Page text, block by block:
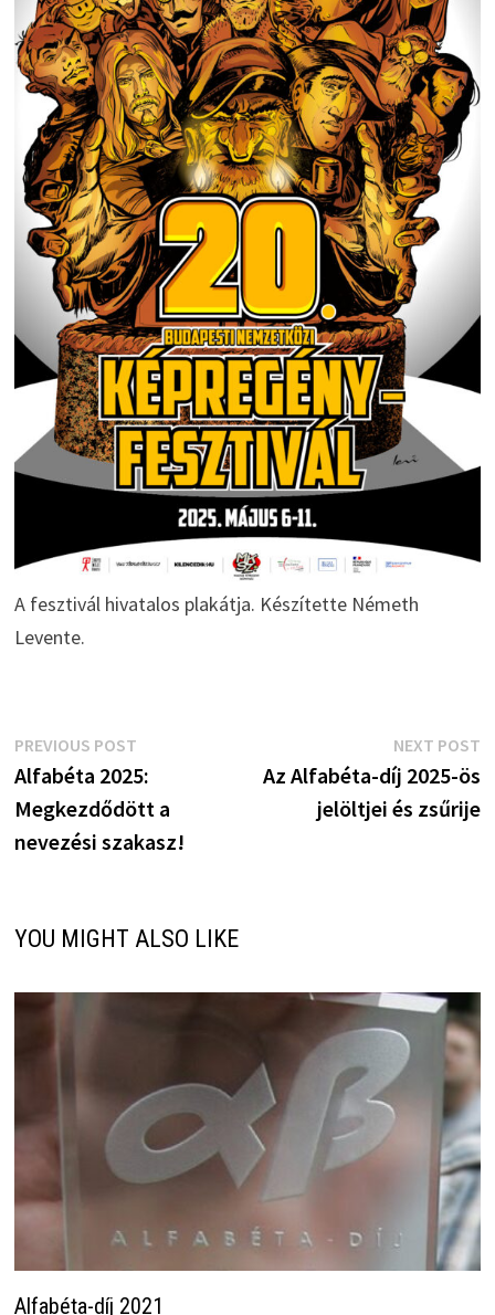
A fesztivál hivatalos plakátja. Készítette Németh
Levente.
Bejegyzés
navigáció
PREVIOUS POSTPrevious
post:
Alfabéta 2025:
Megkezdődött a
nevezési szakasz!
NEXT POST
Az Alfabéta-díj 2025-ös
jelöltjei és zsűrije
YOU MIGHT ALSO LIKE
Alfabéta-díj 2021